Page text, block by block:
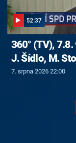
52:37
360° (TV),
J. Šídlo, M.
7. srpna 2026 22:00